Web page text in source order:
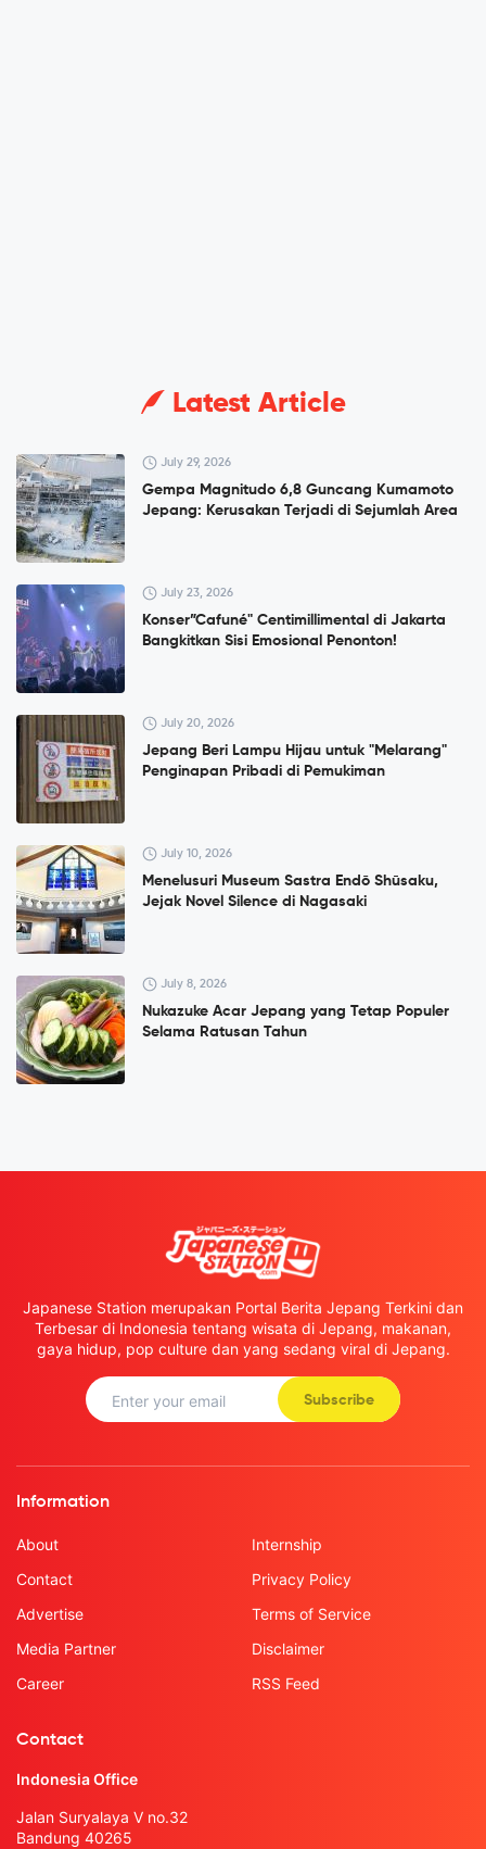
Latest Article
July 29, 2026
Gempa Magnitudo 6,8 Guncang Kumamoto
Jepang: Kerusakan Terjadi di Sejumlah Area
July 23, 2026
Konser”Cafuné" Centimillimental di Jakarta
Bangkitkan Sisi Emosional Penonton!
July 20, 2026
Jepang Beri Lampu Hijau untuk "Melarang"
Penginapan Pribadi di Pemukiman
July 10, 2026
Menelusuri Museum Sastra Endō Shūsaku,
Jejak Novel Silence di Nagasaki
July 8, 2026
Nukazuke Acar Jepang yang Tetap Populer
Selama Ratusan Tahun
Japanese Station merupakan Portal Berita Jepang Terkini dan
Terbesar di Indonesia tentang wisata di Jepang, makanan,
gaya hidup, pop culture dan yang sedang viral di Jepang.
Subscribe
Information
About
Contact
Advertise
Media Partner
Career
Internship
Privacy Policy
Terms of Service
Disclaimer
RSS Feed
Contact
Indonesia Office
Jalan Suryalaya V no.32
Bandung 40265